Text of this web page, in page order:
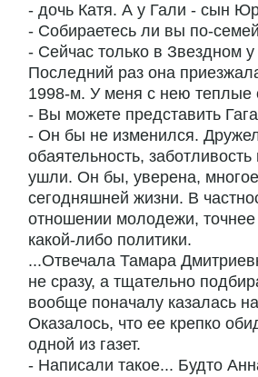
- дочь Катя. А у Гали - сын
- Собираетесь ли вы по-
- Сейчас только в Звездном
Последний раз она
1998-м. У меня с нею теплые
- Вы можете представить
- Он бы не изменился.
обаятельность,
ушли. Он бы, уверена,
сегодняшней жизни. В
отношении молодежи, точнее
какой-либо политики.
...Отвечала Тамара
не сразу, а тщательно
вообще поначалу казалась
Оказалось, что ее крепко
одной из газет.
- Написали такое... Будто